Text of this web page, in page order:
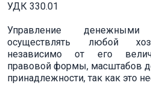
УДК 330.01
Управление
осуществлять любой
независимо от его
правовой формы, масштабов
принадлежности, так как это